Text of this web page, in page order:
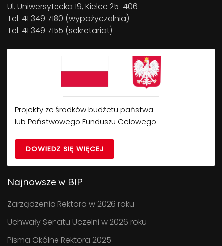
Ul. Uniwersytecka 19, Kielce 25-406
Tel. 41 349 7180 (wypożyczalnia)
Tel. 41 349 7155 (sekretariat)
Projekty ze środków budżetu państwa
lub Państwowego Funduszu Celowego
DOWIEDZ SIĘ WIĘCEJ
Najnowsze w BIP
Zarządzenia Rektora w 2026 roku
Uchwały Senatu Uczelni w 2026 roku
Pisma Okólne Rektora 2025